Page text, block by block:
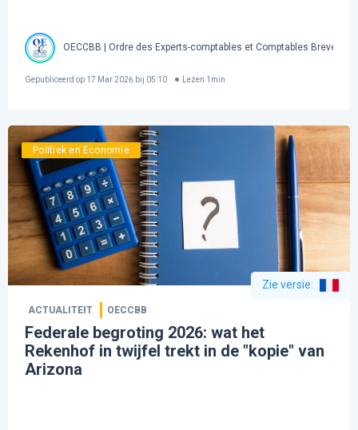
OECCBB | Ordre des Experts-comptables et Comptables Brevetés
Gepubliceerd op 17 Mar 2026 bij 05:10 Lezen 1 min
Politiek en Economie
Zie versie:
ACTUALITEIT OECCBB
Federale begroting 2026: wat het
Rekenhof in twijfel trekt in de "kopie" van
Arizona